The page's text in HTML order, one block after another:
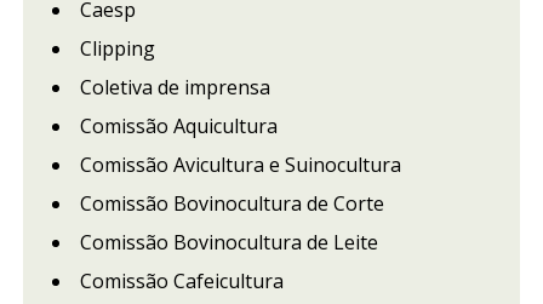
Caesp
Clipping
Coletiva de imprensa
Comissão Aquicultura
Comissão Avicultura e Suinocultura
Comissão Bovinocultura de Corte
Comissão Bovinocultura de Leite
Comissão Cafeicultura